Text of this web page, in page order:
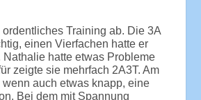
ordentliches Training ab. Die 3A
einen Vierfachen hatte er
Nathalie hatte etwas Probleme
zeigte sie mehrfach 2A3T. Am
wenn auch etwas knapp, eine
Bei dem mit Spannung